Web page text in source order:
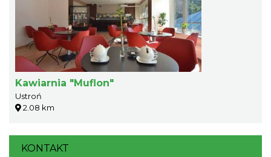
Kawiarnia "Muflon"
Ustroń
2.08 km
KONTAKT